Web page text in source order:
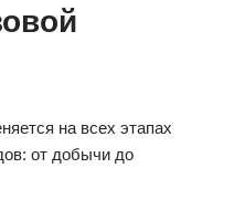
на всех этапах
от добычи до